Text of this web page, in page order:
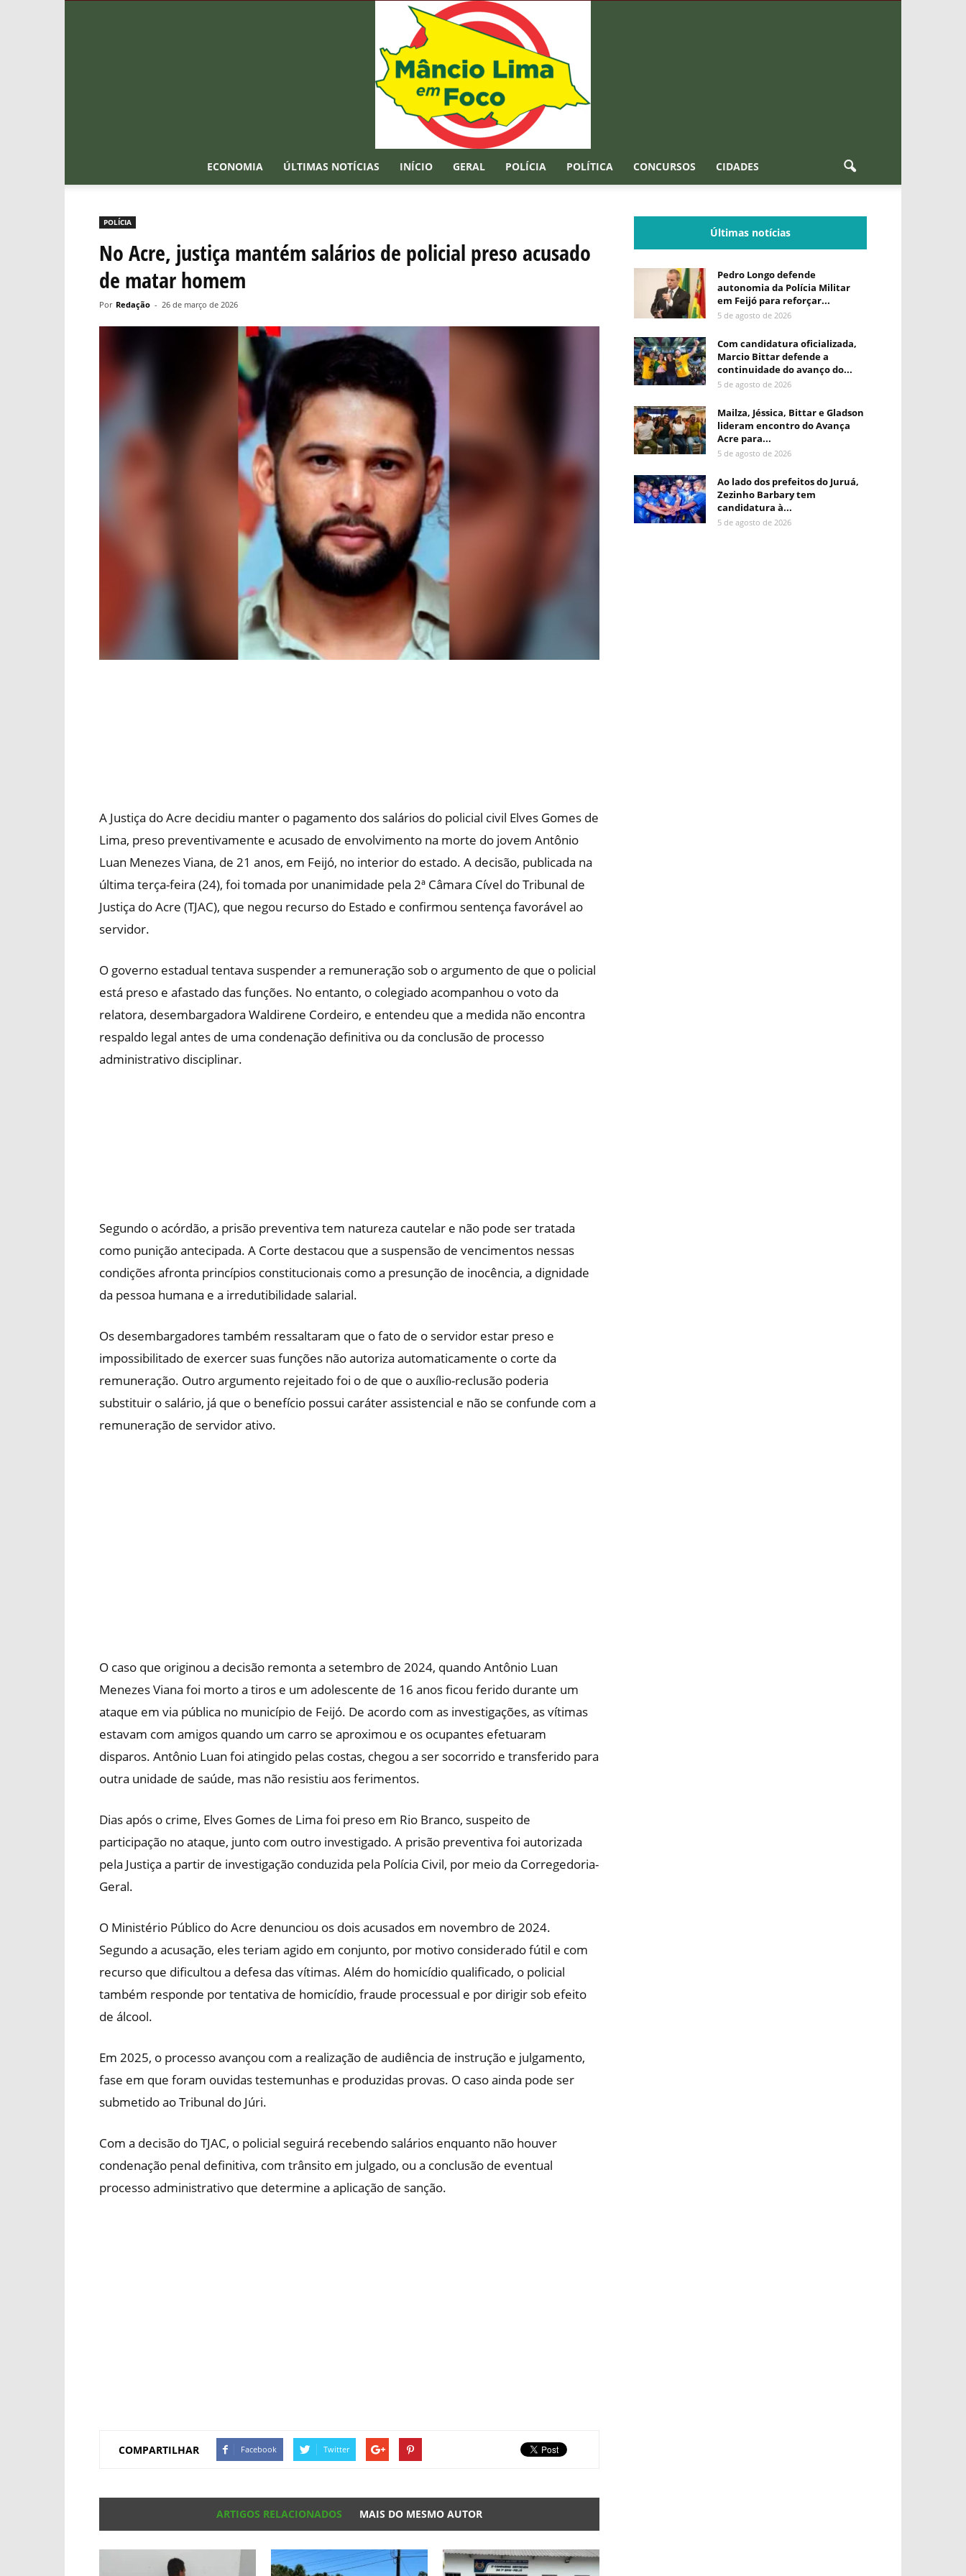
ECONOMIA ÚLTIMAS NOTÍCIAS INÍCIO GERAL POLÍCIA POLÍTICA CONCURSOS CIDADES
POLÍCIA
No Acre, justiça mantém salários de policial preso acusado
de matar homem
Por Redação - 26 de março de 2026
A Justiça do Acre decidiu manter o pagamento dos salários do policial civil Elves Gomes de
Lima, preso preventivamente e acusado de envolvimento na morte do jovem Antônio
Luan Menezes Viana, de 21 anos, em Feijó, no interior do estado. A decisão, publicada na
última terça-feira (24), foi tomada por unanimidade pela 2ª Câmara Cível do Tribunal de
Justiça do Acre (TJAC), que negou recurso do Estado e confirmou sentença favorável ao
servidor.
O governo estadual tentava suspender a remuneração sob o argumento de que o policial
está preso e afastado das funções. No entanto, o colegiado acompanhou o voto da
relatora, desembargadora Waldirene Cordeiro, e entendeu que a medida não encontra
respaldo legal antes de uma condenação definitiva ou da conclusão de processo
administrativo disciplinar.
Segundo o acórdão, a prisão preventiva tem natureza cautelar e não pode ser tratada
como punição antecipada. A Corte destacou que a suspensão de vencimentos nessas
condições afronta princípios constitucionais como a presunção de inocência, a dignidade
da pessoa humana e a irredutibilidade salarial.
Os desembargadores também ressaltaram que o fato de o servidor estar preso e
impossibilitado de exercer suas funções não autoriza automaticamente o corte da
remuneração. Outro argumento rejeitado foi o de que o auxílio-reclusão poderia
substituir o salário, já que o benefício possui caráter assistencial e não se confunde com a
remuneração de servidor ativo.
O caso que originou a decisão remonta a setembro de 2024, quando Antônio Luan
Menezes Viana foi morto a tiros e um adolescente de 16 anos ficou ferido durante um
ataque em via pública no município de Feijó. De acordo com as investigações, as vítimas
estavam com amigos quando um carro se aproximou e os ocupantes efetuaram
disparos. Antônio Luan foi atingido pelas costas, chegou a ser socorrido e transferido para
outra unidade de saúde, mas não resistiu aos ferimentos.
Dias após o crime, Elves Gomes de Lima foi preso em Rio Branco, suspeito de
participação no ataque, junto com outro investigado. A prisão preventiva foi autorizada
pela Justiça a partir de investigação conduzida pela Polícia Civil, por meio da Corregedoria-
Geral.
O Ministério Público do Acre denunciou os dois acusados em novembro de 2024.
Segundo a acusação, eles teriam agido em conjunto, por motivo considerado fútil e com
recurso que dificultou a defesa das vítimas. Além do homicídio qualificado, o policial
também responde por tentativa de homicídio, fraude processual e por dirigir sob efeito
de álcool.
Em 2025, o processo avançou com a realização de audiência de instrução e julgamento,
fase em que foram ouvidas testemunhas e produzidas provas. O caso ainda pode ser
submetido ao Tribunal do Júri.
Com a decisão do TJAC, o policial seguirá recebendo salários enquanto não houver
condenação penal definitiva, com trânsito em julgado, ou a conclusão de eventual
processo administrativo que determine a aplicação de sanção.
COMPARTILHAR Facebook Twitter
ARTIGOS RELACIONADOS MAIS DO MESMO AUTOR
Últimas notícias
Pedro Longo defende
autonomia da Polícia Militar
em Feijó para reforçar...
5 de agosto de 2026
Com candidatura oficializada,
Marcio Bittar defende a
continuidade do avanço do...
5 de agosto de 2026
Mailza, Jéssica, Bittar e Gladson
lideram encontro do Avança
Acre para...
5 de agosto de 2026
Ao lado dos prefeitos do Juruá,
Zezinho Barbary tem
candidatura à...
5 de agosto de 2026